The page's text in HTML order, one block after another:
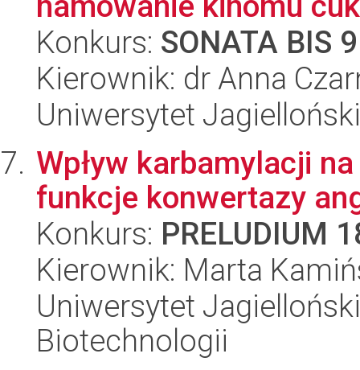
Konkurs: SONATA BIS 9
Kierownik: dr Anna
Uniwersytet Jagielloński
Wpływ karbamylacji
funkcje konwertazy
Konkurs: PRELUDIUM
Kierownik: Marta
Uniwersytet
Biotechnologii